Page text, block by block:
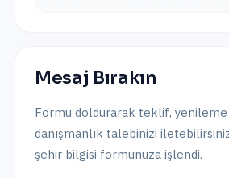
Mesaj Bırakın
Formu doldurarak teklif, yenileme
danışmanlık talebinizi
şehir bilgisi formunuza işlendi.